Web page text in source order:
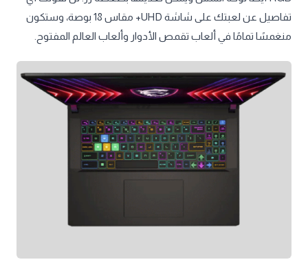
تفاصيل عن لعبتك على شاشة UHD+ مقاس 18 بوصة، وستكون
منغمسًا تمامًا في ألعاب تقمص الأدوار وألعاب العالم المفتوح.